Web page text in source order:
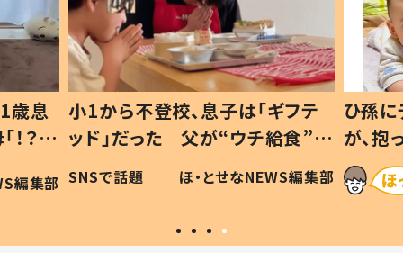
歳息
？」
編集部
小1から不登校、息子は「ギフテ
ッド」だった 父が“ウチ給食”を
作り続ける理由とは #令和の親
#令和の子
SNSで話題 ほ・とせなNEWS編集部
ひ孫
が、
「涙が
い」